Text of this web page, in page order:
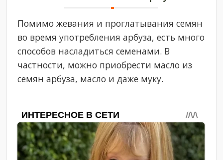
Помимо жевания и проглатывания семян
во время употребления арбуза, есть много
способов насладиться семенами. В
частности, можно приобрести масло из
семян арбуза, масло и даже муку.